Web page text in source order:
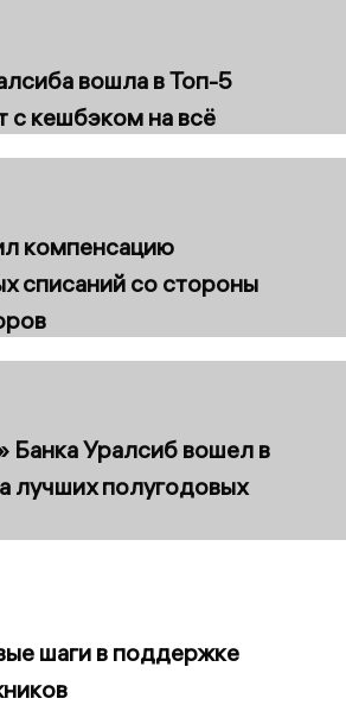
вошла в Топ-5
с кешбэком на всё
компенсацию
списаний со стороны
Банка Уралсиб вошел в
лучших полугодовых
шаги в поддержке